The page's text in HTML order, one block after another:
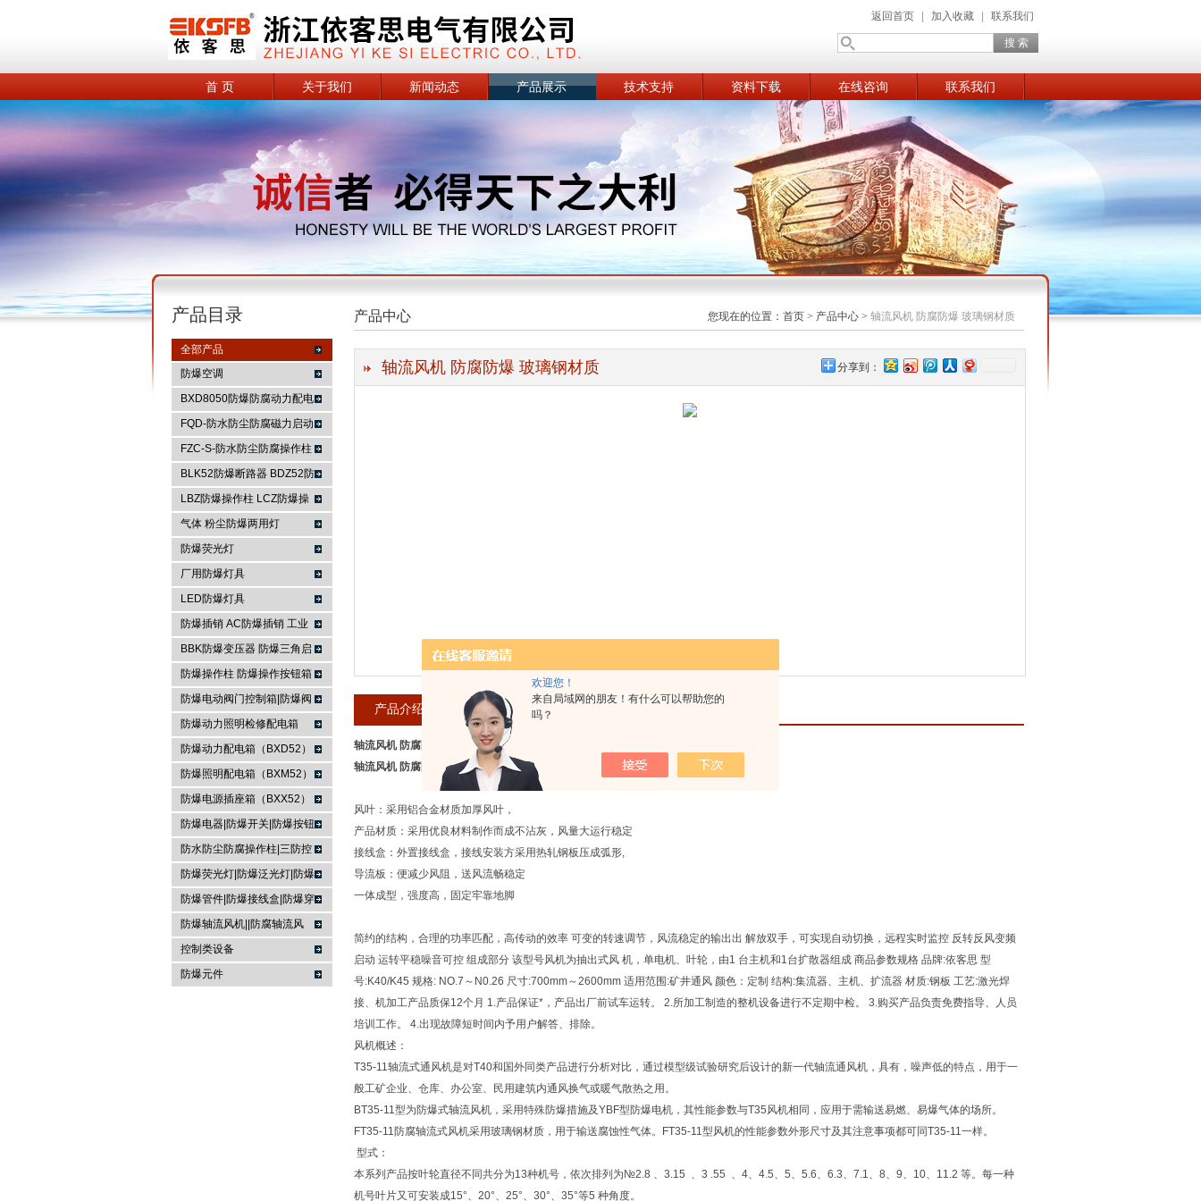
欢迎您！
来自局域网的朋友！有什么可以帮助您的
吗？
浙江依客思电气有限公司
返回首页 加入收藏 联系我们
首 页 关于我们 新闻动态 产品展示 技术支持 资料下载 在线咨询 联系我们
产品目录
全部产品
防爆空调
BXD8050防爆防腐动力配电
箱
FQD-防水防尘防腐磁力启动
器
FZC-S-防水防尘防腐操作柱
FXK-S防水防尘防腐控制箱
BLK52防爆断路器 BDZ52防
爆断路器
LBZ防爆操作柱 LCZ防爆操
作柱
气体 粉尘防爆两用灯
防爆荧光灯
厂用防爆灯具
LED防爆灯具
防爆插销 AC防爆插销 工业
插座 防爆防腐插销装置
BBK防爆变压器 防爆三角启
动器 防爆控制箱
防爆操作柱 防爆操作按钮箱
防爆主令控制器
防爆电动阀门控制箱|防爆阀
门箱
防爆动力照明检修配电箱
防爆动力配电箱（BXD52）
防爆照明配电箱（BXM52）
防爆电源插座箱（BXX52）
防爆电器|防爆开关|防爆按钮
防水防尘防腐操作柱|三防控
制箱|
防爆荧光灯|防爆泛光灯|防爆
投光灯▏防爆应急灯
防爆管件|防爆接线盒|防爆穿
线盒|防爆活接头|防爆挠性管
防爆轴流风机||防腐轴流风
机|防爆排风扇
控制类设备
防爆元件
产品中心 您现在的位置： 首页 > 产品中心 > 轴流风机 防腐防爆 玻璃钢材质
轴流风机 防腐防爆 玻璃钢材质 分享到：
产品介绍 在线留言
轴流风机 防腐防爆 玻璃钢材质
轴流风机 防腐防爆 玻璃钢材质
风叶：采用铝合金材质加厚风叶，
产品材质 ：采用优良材料制作而成不沾灰，风量大运行稳定
接线盒：外置接线盒，接线安装方采用热轧钢板压成弧形,
导流板：便减少风阻，送风流畅稳定
一体成型，强度高，固定牢靠地脚
简约的结构，合理的功率匹配，高传动的效率 可变的转速调节，风流稳定的输出出 解放双手，可实现自动切换，远程实时监控 反转反风变频
启动 运转平稳噪音可控 组成部分 该型号风机为抽出式风 机，单电机、叶轮，由1 台主机和1台扩散器组成 商品参数规格 品牌:依客思 型
号:K40/K45 规格: NO.7～N0.26 尺寸:700mm～2600mm 适用范围:矿井通风 颜色：定制 结构:集流器、主机、扩流器 材质:钢板 工艺:激光焊
接、机加工产品质保12个月 1.产品保证*，产品出厂前试车运转。 2.所加工制造的整机设备进行不定期中检。 3.购买产品负责免费指导、人员
培训工作。 4.出现故障短时间内予用户解答、排除。
风机概述：
T35-11轴流式通风机是对T40和国外同类产品进行分析对比，通过模型级试验研究后设计的新一代轴流通风机，具有，噪声低的特点，用于一
般工矿企业、仓库、办公室、民用建筑内通风换气或暖气散热之用。
BT35-11型为防爆式轴流风机，采用特殊防爆措施及YBF型防爆电机，其性能参数与T35风机相同，应用于需输送易燃、易爆气体的场所。
FT35-11防腐轴流式风机采用玻璃钢材质，用于输送腐蚀性气体。FT35-11型风机的性能参数外形尺寸及其注意事项都可同T35-11一样。
型式：
本系列产品按叶轮直径不同共分为13种机号，依次排列为№2.8 、3.15 、3 .55 、4、4.5、5、5.6、6.3、7.1、8、9、10、11.2 等。每一种
机号叶片又可安装成15°、20°、25°、30°、35°等5 种角度。